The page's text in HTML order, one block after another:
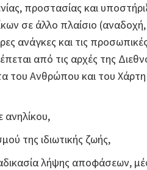
προστασίας και
σε άλλο πλαίσιο
ανάγκες και τις
από τις αρχές της
του Ανθρώπου και του
ανηλίκου,
της ιδιωτικής ζωής,
λήψης αποφάσεων,